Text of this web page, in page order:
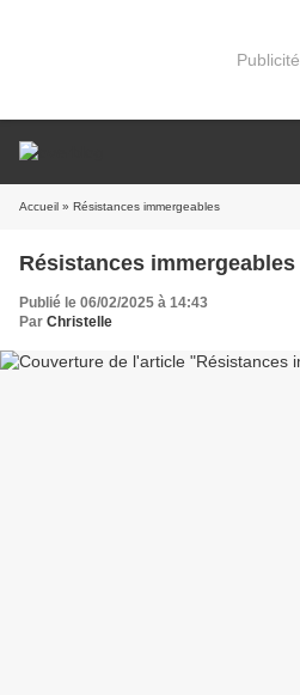
Publicité
Accueil » Résistances immergeables
Résistances immergeables
Publié le 06/02/2025 à 14:43
Par Christelle